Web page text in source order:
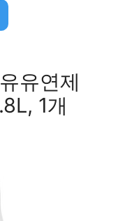
유연제
1개